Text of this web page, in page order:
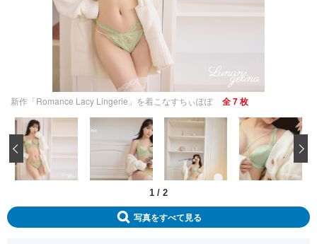
新作「Romance Lacy Lingerie」を着こなすちぃぽぽ 全 7 枚
1 / 2
‹
写真をすべて見る